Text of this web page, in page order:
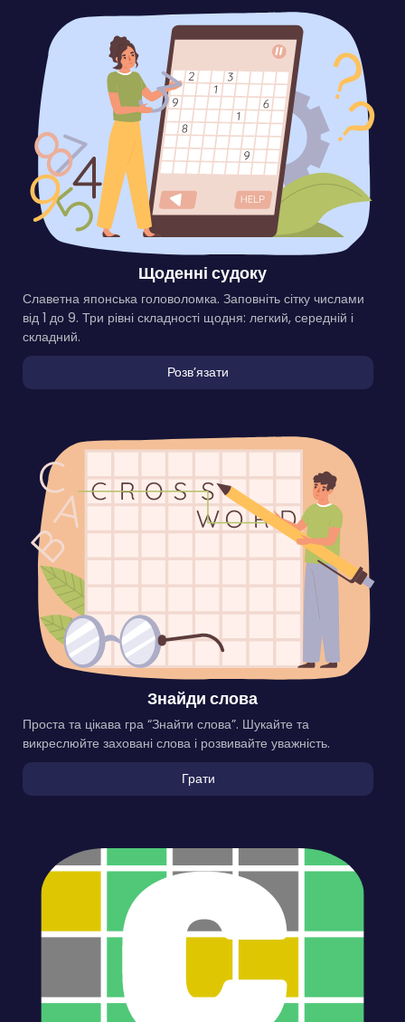
Щоденні судоку
Славетна японська головоломка. Заповніть сітку числами
від 1 до 9. Три рівні складності щодня: легкий, середній і
складний.
Розвʼязати
Знайди слова
Проста та цікава гра “Знайти слова”. Шукайте та
викреслюйте заховані слова і розвивайте уважність.
Грати